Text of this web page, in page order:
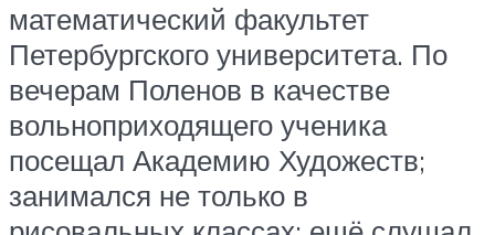
математический факультет
Петербургского университета. По
вечерам Поленов в качестве
вольноприходящего ученика
посещал Академию Художеств;
занимался не только в